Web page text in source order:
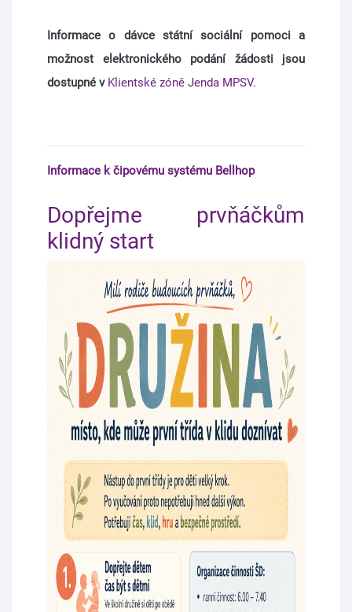
Informace o dávce státní sociální pomoci a
možnost elektronického podání žádosti jsou
dostupné v Klientské zóně Jenda MPSV.
Informace k čipovému systému Bellhop
Dopřejme prvňáčkům
klidný start